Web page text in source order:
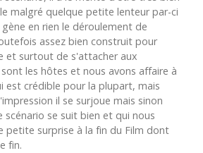
malgré quelque petite lenteur par-ci
en rien le déroulement de
assez bien construit pour
et surtout de s'attacher aux
les hôtes et nous avons affaire à
est crédible pour la plupart, mais
il se surjoue mais sinon
scénario se suit bien et qui nous
petite surprise à la fin du Film dont
fin.